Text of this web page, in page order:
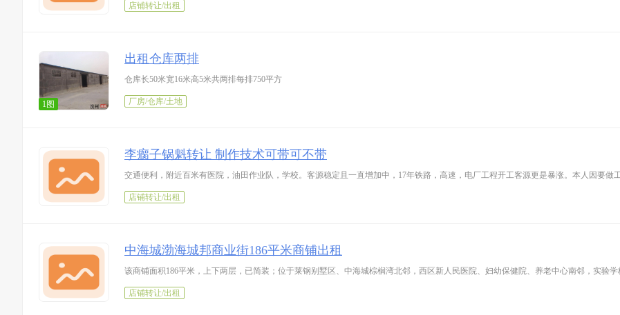
店铺转让/出租
1图
出租仓库两排
仓库长50米宽16米高5米共两排每排750平方
厂房/仓库/土地
李瘸子锅魁转让 制作技术可带可不带
交通便利，附近百米有医院，油田作业队，学校。客源稳定且一直增加中，17年铁路，高速，电厂工程开工客源更是暴涨。本人因要做
店铺转让/出租
中海城渤海城邦商业街186平米商铺出租
该商铺面积186平米，上下两层，已简装；位于莱钢别墅区、中海城棕榈湾北邻，西区新人民医院、妇幼保健院、养老中心南邻，实验
店铺转让/出租